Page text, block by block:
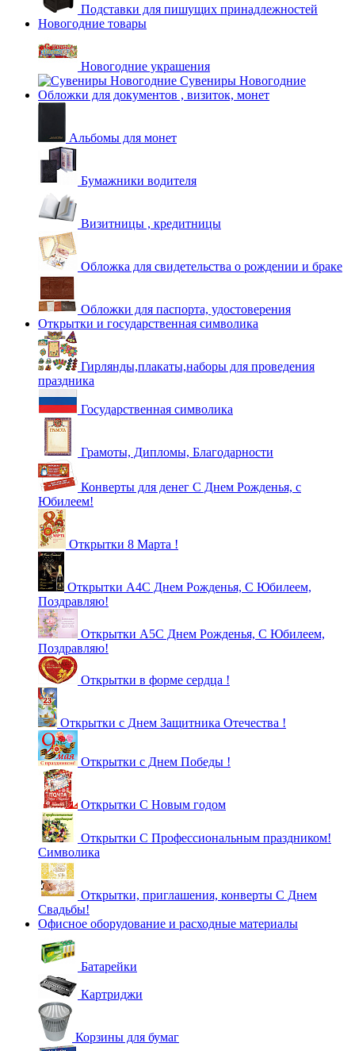
Подставки для пишущих принадлежностей
Новогодние товары
Новогодние украшения
Сувениры Новогодние
Обложки для документов , визиток, монет
Альбомы для монет
Бумажники водителя
Визитницы , кредитницы
Обложка для свидетельства о рождении и браке
Обложки для паспорта, удостоверения
Открытки и государственная символика
Гирлянды,плакаты,наборы для проведения
праздника
Государственная символика
Грамоты, Дипломы, Благодарности
Конверты для денег С Днем Рожденья, с
Юбилеем!
Открытки 8 Марта !
Открытки А4С Днем Рожденья, С Юбилеем,
Поздравляю!
Открытки А5С Днем Рожденья, С Юбилеем,
Поздравляю!
Открытки в форме сердца !
Открытки с Днем Защитника Отечества !
Открытки с Днем Победы !
Открытки С Новым годом
Открытки С Профессиональным праздником!
Символика
Открытки, приглашения, конверты С Днем
Свадьбы!
Офисное оборудование и расходные материалы
Батарейки
Картриджи
Корзины для бумаг